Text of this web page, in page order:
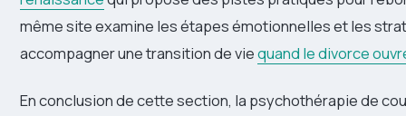
même site examine les étapes émotionnelles et les
accompagner une transition de viequand le divorce
En conclusion de cette section, la psychothérapie de